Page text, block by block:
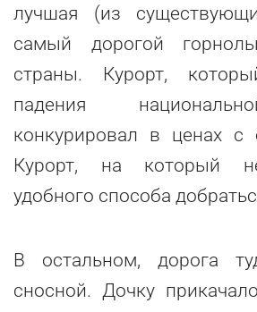
лучшая (из
самый дорогой
страны. Курорт,
падения
конкурировал в ценах с
Курорт, на который
удобного способа
В остальном, дорога
сносной. Дочку